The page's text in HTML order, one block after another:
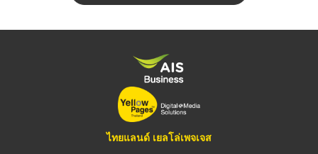
ไทยแลนด์ เยลโล่เพจเจส